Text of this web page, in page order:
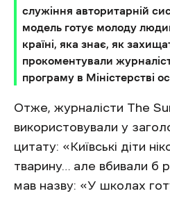
служіння авторитарній
модель готує молоду
країні, яка знає, як
прокоментували
програму в Міністерстві
Отже, журналісти The
використовували у
цитату: «Київські діти
тварину… але вбивали б
мав назву: «У школах